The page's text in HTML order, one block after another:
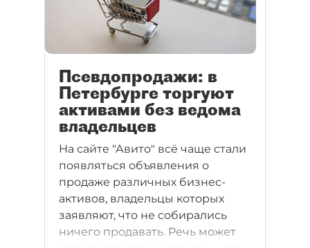
Псевдопродажи: в
Петербурге торгуют
активами без ведома
владельцев
На сайте "Авито" всё чаще стали
появляться объявления о
продаже различных бизнес-
активов, владельцы которых
заявляют, что не собирались
ничего продавать. Речь может